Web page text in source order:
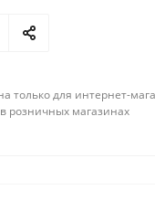
только для интернет-
розничных магазинах